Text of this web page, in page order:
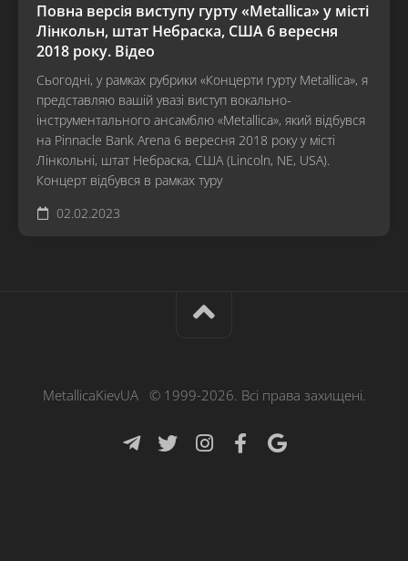
Повна версія виступу гурту «Metallica» у місті
Лінкольн, штат Небраска, США 6 вересня
2018 року. Відео
Сьогодні, у рамках рубрики «Концерти гурту Metallica», я
представляю вашій увазі виступ вокально-
інструментального ансамблю «Metallica», який відбувся
на Pinnacle Bank Arena 6 вересня 2018 року у місті
Лінкольні, штат Небраска, США (Lincoln, NE, USA).
Концерт відбувся в рамках туру
02.02.2023
MetallicaKievUA © 1999-2026. Всі права захищені.